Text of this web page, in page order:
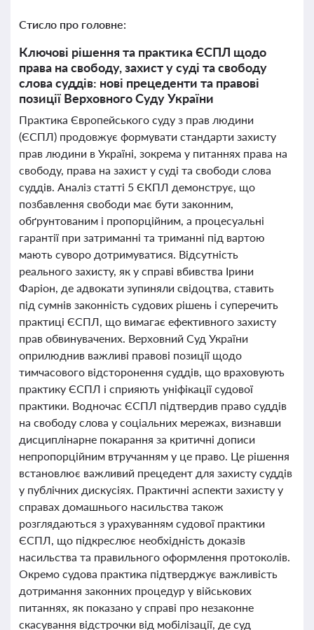
Стисло про головне:
Ключові рішення та практика ЄСПЛ щодо
права на свободу, захист у суді та свободу
слова суддів: нові прецеденти та правові
позиції Верховного Суду України
Практика Європейського суду з прав людини
(ЄСПЛ) продовжує формувати стандарти захисту
прав людини в Україні, зокрема у питаннях права на
свободу, права на захист у суді та свободи слова
суддів. Аналіз статті 5 ЄКПЛ демонструє, що
позбавлення свободи має бути законним,
обґрунтованим і пропорційним, а процесуальні
гарантії при затриманні та триманні під вартою
мають суворо дотримуватися. Відсутність
реального захисту, як у справі вбивства Ірини
Фаріон, де адвокати зупиняли свідоцтва, ставить
під сумнів законність судових рішень і суперечить
практиці ЄСПЛ, що вимагає ефективного захисту
прав обвинувачених. Верховний Суд України
оприлюднив важливі правові позиції щодо
тимчасового відсторонення суддів, що враховують
практику ЄСПЛ і сприяють уніфікації судової
практики. Водночас ЄСПЛ підтвердив право суддів
на свободу слова у соціальних мережах, визнавши
дисциплінарне покарання за критичні дописи
непропорційним втручанням у це право. Це рішення
встановлює важливий прецедент для захисту суддів
у публічних дискусіях. Практичні аспекти захисту у
справах домашнього насильства також
розглядаються з урахуванням судової практики
ЄСПЛ, що підкреслює необхідність доказів
насильства та правильного оформлення протоколів.
Окремо судова практика підтверджує важливість
дотримання законних процедур у військових
питаннях, як показано у справі про незаконне
скасування відстрочки від мобілізації, де суд